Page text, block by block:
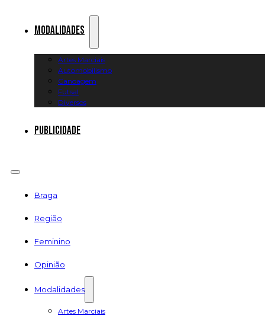
Modalidades
Artes Marciais
Automobilismo
Canoagem
Futsal
Diversos
Publicidade
Braga
Região
Feminino
Opinião
Modalidades
Artes Marciais